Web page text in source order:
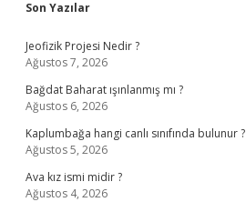
Sidebar
Son Yazılar
Jeofizik Projesi Nedir ?
Ağustos 7, 2026
Bağdat Baharat ışınlanmış mı ?
Ağustos 6, 2026
Kaplumbağa hangi canlı sınıfında bulunur ?
Ağustos 5, 2026
Ava kız ismi midir ?
Ağustos 4, 2026